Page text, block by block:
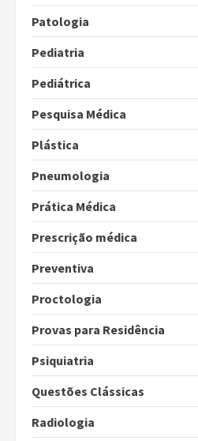
Patologia
Pediatria
Pediátrica
Pesquisa Médica
Plástica
Pneumologia
Prática Médica
Prescrição médica
Preventiva
Proctologia
Provas para Residência
Psiquiatria
Questões Clássicas
Radiologia